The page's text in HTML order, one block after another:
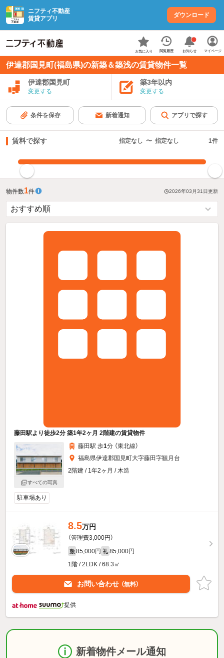
ニフティ不動産
賃貸アプリ
ダウンロード
お気に入り 閲覧履歴 お知らせ マイページ
伊達郡国見町(福島県)の新築＆築浅の賃貸物件一覧
伊達郡国見町
変更する
築3年以内
変更する
条件を保存 新着通知 アプリで探す
賃料で探す 指定なし 〜 指定なし 1件
物件数1件 2026年03月31日更新
藤田駅より徒歩2分 築1年2ヶ月 2階建の賃貸物件
すべての写真
藤田駅 歩1分 （東北線）
福島県伊達郡国見町大字藤田字観月台
2階建 / 1年2ヶ月 / 木造
駐車場あり
8.5万円
（管理費3,000円）
敷 85,000円 礼 85,000円
1階 / 2LDK / 68.3㎡
お問い合わせ （無料）
提供
新着物件メール通知